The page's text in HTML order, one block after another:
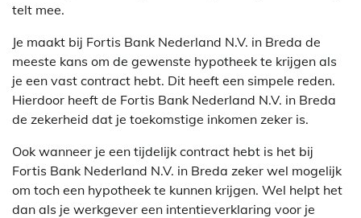
telt mee.
Je maakt bij Fortis Bank Nederland N.V. in Breda de
meeste kans om de gewenste hypotheek te krijgen als
je een vast contract hebt. Dit heeft een simpele reden.
Hierdoor heeft de Fortis Bank Nederland N.V. in Breda
de zekerheid dat je toekomstige inkomen zeker is.
Ook wanneer je een tijdelijk contract hebt is het bij
Fortis Bank Nederland N.V. in Breda zeker wel mogelijk
om toch een hypotheek te kunnen krijgen. Wel helpt het
dan als je werkgever een intentieverklaring voor je